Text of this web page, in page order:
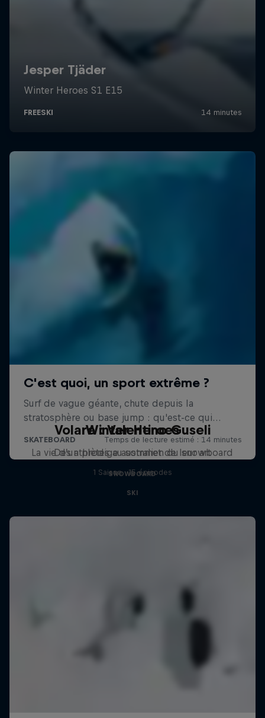
Volare : Valentino Guseli
La vie d’un prodige australien du snowboard
SNOWBOARD
Winter Heroes
Des athlètes au sommet de leur art
1 Saison · 15 épisodes
SKI